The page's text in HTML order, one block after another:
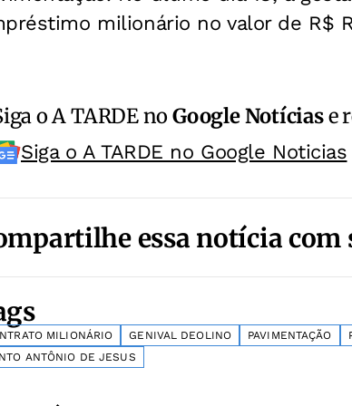
milionário no valor de R$
o A TARDE noGoogle Notíciase
Siga o A TARDE no Google Noticias
essa notícia com
MILIONÁRIO GENIVAL DEOLINO PAVIMENTAÇÃO
ANTÔNIO DE JESUS